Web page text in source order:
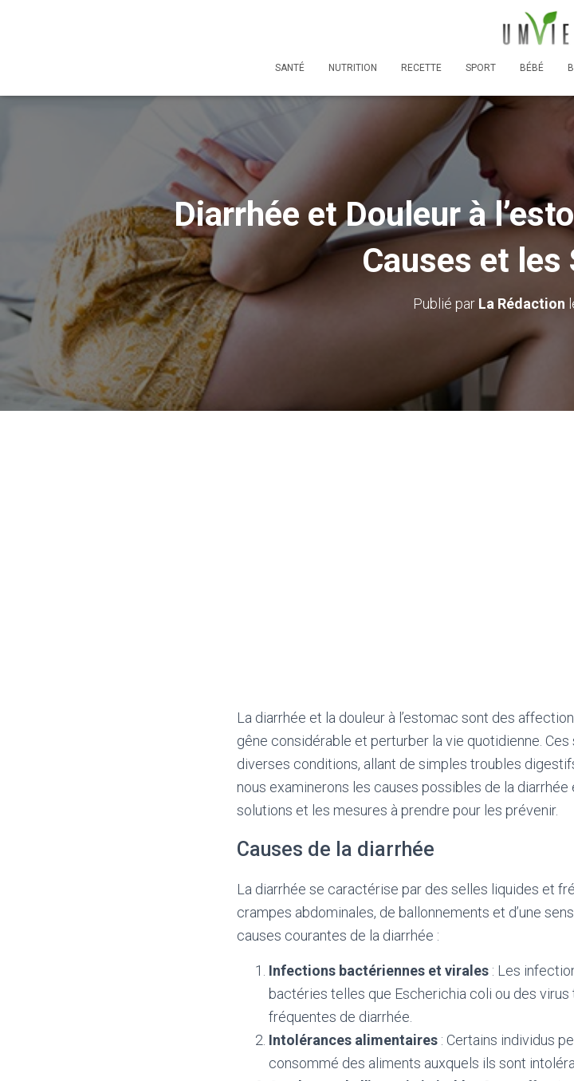
SANTÉ NUTRITION RECETTE SPORT BÉBÉ
Diarrhée et Douleur à
Causes et les
Publié par La Rédaction
La diarrhée et la douleur à l’estomac sont des
gêne considérable et perturber la vie quotidienne.
diverses conditions, allant de simples troubles
nous examinerons les causes possibles de la diarrhée
solutions et les mesures à prendre pour les prévenir.
Causes de la diarrhée
La diarrhée se caractérise par des selles liquides et
crampes abdominales, de ballonnements et d’une
causes courantes de la diarrhée :
Infections bactériennes et virales : Les
bactéries telles que Escherichia coli ou des
fréquentes de diarrhée.
Intolérances alimentaires : Certains individus
consommé des aliments auxquels ils sont